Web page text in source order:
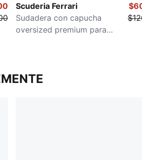
Scuderia Ferrari
Sudadera con capucha
oversized premium para